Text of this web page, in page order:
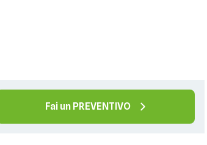
Fai un PREVENTIVO